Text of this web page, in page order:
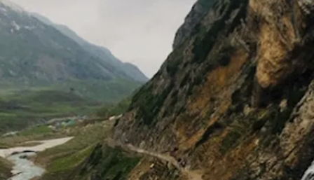
Image credits: wikipedia